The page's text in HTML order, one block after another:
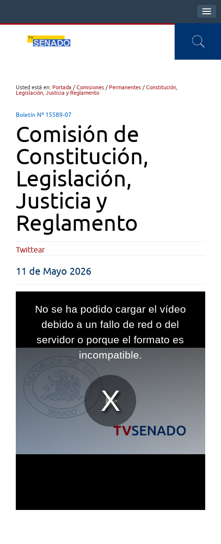
Usted está en: Portada /Comisiones / Permanentes /Constitución,
Legislación, Justicia y Reglamento
Boletín Nº 15589-07
Comisión de
Constitución,
Legislación,
Justicia y
Reglamento
Twittear
11 de Mayo 2026
window.
No se ha podido cargar el vídeo
debido a un fallo de red o del
servidor o porque el formato es
incompatible.